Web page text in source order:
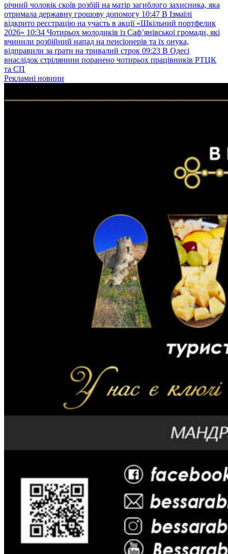
річний чоловік скоїв розбій на матір загиблого захисника, яка
отримала державну грошову допомогу 10:47 В Ізмаїлі
відкрито реєстрацію на участь в акції «Шкільний портфелик
2026» 10:34 Чотирьох молодиків із Саф’янівської громади, які
вчинили розбійний напад на пенсіонерів та їх онука,
відправили за ґрати на тривалий строк 09:23 В Одесі
внаслідок стрілянини поранено чотирьох працівників РТЦК
та СП
Рекламні новини